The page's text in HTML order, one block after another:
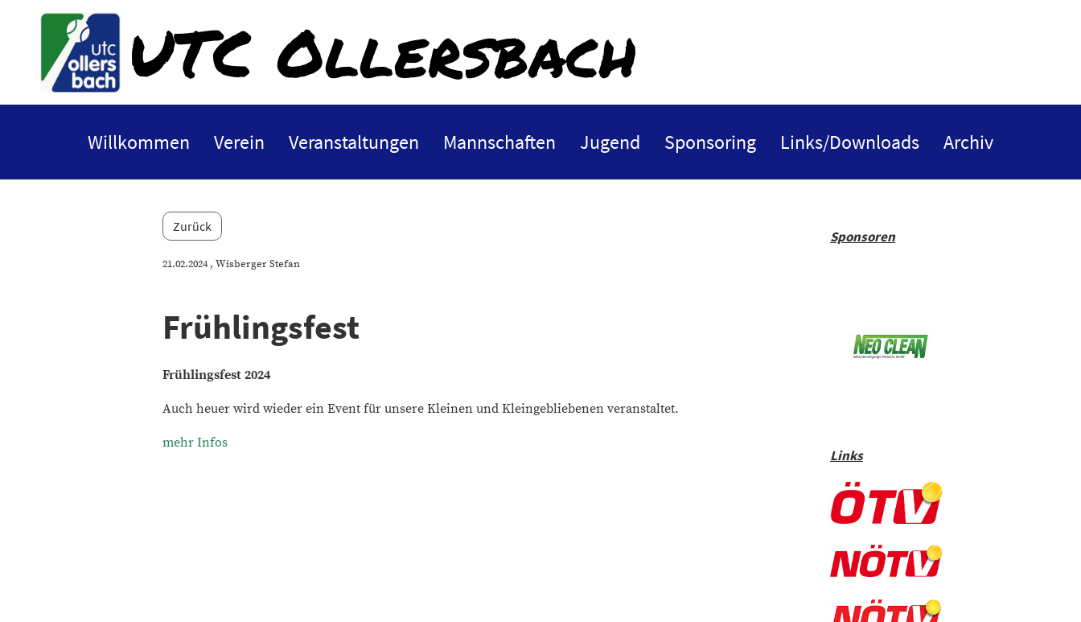
UTC Ollersbach
Willkommen Verein Veranstaltungen Mannschaften Jugend Sponsoring Links/Downloads Archiv
Zurück
21.02.2024, Wisberger Stefan
Frühlingsfest
Frühlingsfest 2024
Auch heuer wird wieder ein Event für unsere Kleinen und Kleingebliebenen veranstaltet.
mehr Infos
Sponsoren
Links